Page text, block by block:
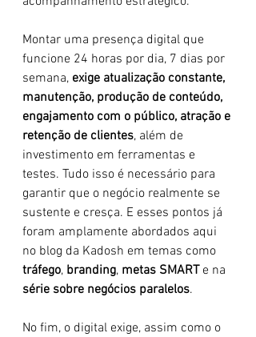
Montar uma presença digital que
funcione 24 horas por dia, 7 dias por
semana, exige atualização constante,
manutenção, produção de conteúdo,
engajamento com o público, atração e
retenção de clientes, além de
investimento em ferramentas e
testes. Tudo isso é necessário para
garantir que o negócio realmente se
sustente e cresça. E esses pontos já
foram amplamente abordados aqui
no blog da Kadosh em temas como
tráfego, branding, metas SMART e na
série sobre negócios paralelos.
No fim, o digital exige, assim como o